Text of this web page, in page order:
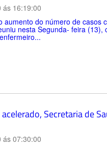
ás 16:19:00
aumento do número de casos
nesta Segunda- feira
Secretaria de
ás 07:30:00